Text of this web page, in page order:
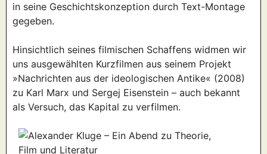
in seine Geschichtskonzeption durch Text-Montage
gegeben.
Hinsichtlich seines filmischen Schaffens widmen wir
uns ausgewählten Kurzfilmen aus seinem Projekt
»Nachrichten aus der ideologischen Antike« (2008)
zu Karl Marx und Sergej Eisenstein – auch bekannt
als Versuch, das Kapital zu verfilmen.